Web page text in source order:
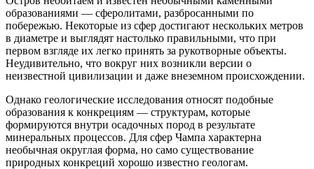
образованиями — сферолитами, разбросанными по
побережью. Некоторые из сфер достигают нескольких метров
в диаметре и выглядят настолько правильными, что при
первом взгляде их легко принять за рукотворные объекты.
Неудивительно, что вокруг них возникли версии о
неизвестной цивилизации и даже внеземном происхождении.
Однако геологические исследования относят подобные
образования к конкрециям — структурам, которые
формируются внутри осадочных пород в результате
минеральных процессов. Для сфер Чампа характерна
необычная округлая форма, но само существование
природных конкреций хорошо известно геологам.